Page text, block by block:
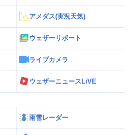
アメダス(実況天気)
ウェザーリポート
ライブカメラ
ウェザーニュースLiVE
雨雪レーダー